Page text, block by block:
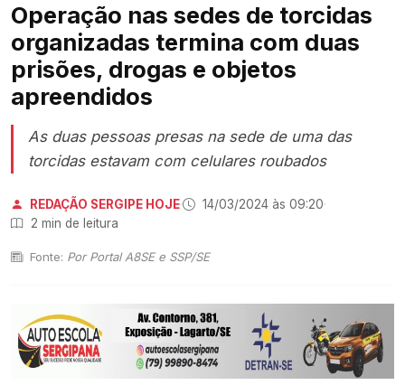
Operação nas sedes de torcidas
organizadas termina com duas
prisões, drogas e objetos
apreendidos
As duas pessoas presas na sede de uma das
torcidas estavam com celulares roubados
REDAÇÃO SERGIPE HOJE· 14/03/2024 às 09:20·
2 min de leitura
Fonte: Por Portal A8SE e SSP/SE